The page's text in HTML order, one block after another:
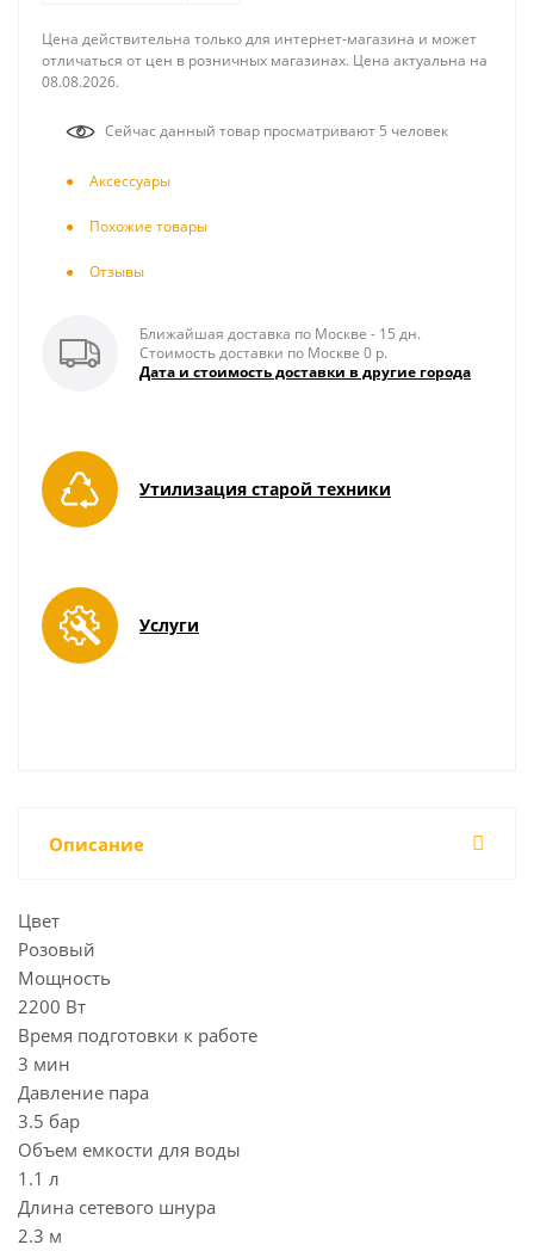
Цена действительна только для интернет-магазина и может
отличаться от цен в розничных магазинах. Цена актуальна на
08.08.2026.
Сейчас данный товар просматривают 5 человек
Аксесcуары
Похожие товары
Отзывы
Ближайшая доставка по Москве - 15 дн.
Стоимость доставки по Москве 0 р.
Дата и стоимость доставки в другие города
Утилизация старой техники
Услуги
Описание
Цвет
Розовый
Мощность
2200 Вт
Время подготовки к работе
3 мин
Давление пара
3.5 бар
Объем емкости для воды
1.1 л
Длина сетевого шнура
2.3 м